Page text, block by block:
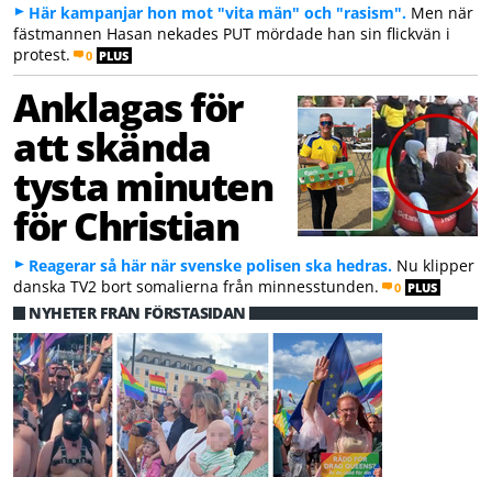
Här kampanjar hon mot "vita män" och "rasism". Men när
fästmannen Hasan nekades PUT mördade han sin flickvän i
protest.
0 PLUS
Anklagas för
att skända
tysta minuten
för Christian
Reagerar så här när svenske polisen ska hedras. Nu klipper
danska TV2 bort somalierna från minnesstunden.
0 PLUS
NYHETER FRÅN FÖRSTASIDAN